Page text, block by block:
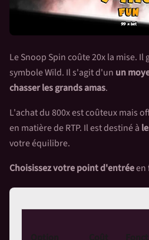
Le Snoop Spin coûte 20x la mise.
symbole Wild. Il s'agit d'un un
chasser les grands amas.
L'achat du 800x est coûteux mais
en matière de RTP. Il est destiné à
votre équilibre.
Choisissez votre point d'entréeen